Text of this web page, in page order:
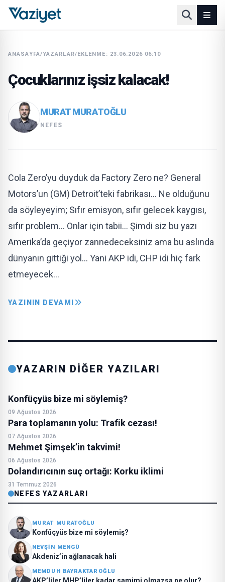
ANASAYFA/YAZARLAR/EKLENME: 23.06.2026 06:10
Çocuklarınız işsiz kalacak!
MURAT MURATOĞLU
NEFES
Cola Zero’yu duyduk da Factory Zero ne? General
Motors’un (GM) Detroit’teki fabrikası… Ne olduğunu
da söyleyeyim; Sıfır emisyon, sıfır gelecek kaygısı,
sıfır problem… Onlar için tabii… Şimdi siz bu yazı
Amerika’da geçiyor zannedeceksiniz ama bu aslında
dünyanın gittiği yol… Yani AKP idi, CHP idi hiç fark
etmeyecek…
YAZININ DEVAMI
YAZARIN DİĞER YAZILARI
Konfüçyüs bize mi söylemiş?
09 Ağustos 2026
Para toplamanın yolu: Trafik cezası!
07 Ağustos 2026
Mehmet Şimşek’in takvimi!
06 Ağustos 2026
Dolandırıcının suç ortağı: Korku iklimi
31 Temmuz 2026
NEFES YAZARLARI
MURAT MURATOĞLU
Konfüçyüs bize mi söylemiş?
NEVŞIN MENGÜ
Akdeniz’in ağlanacak hali
MEMDUH BAYRAKTAROĞLU
AKP’liler MHP’liler kadar samimi olmazsa ne olur?..